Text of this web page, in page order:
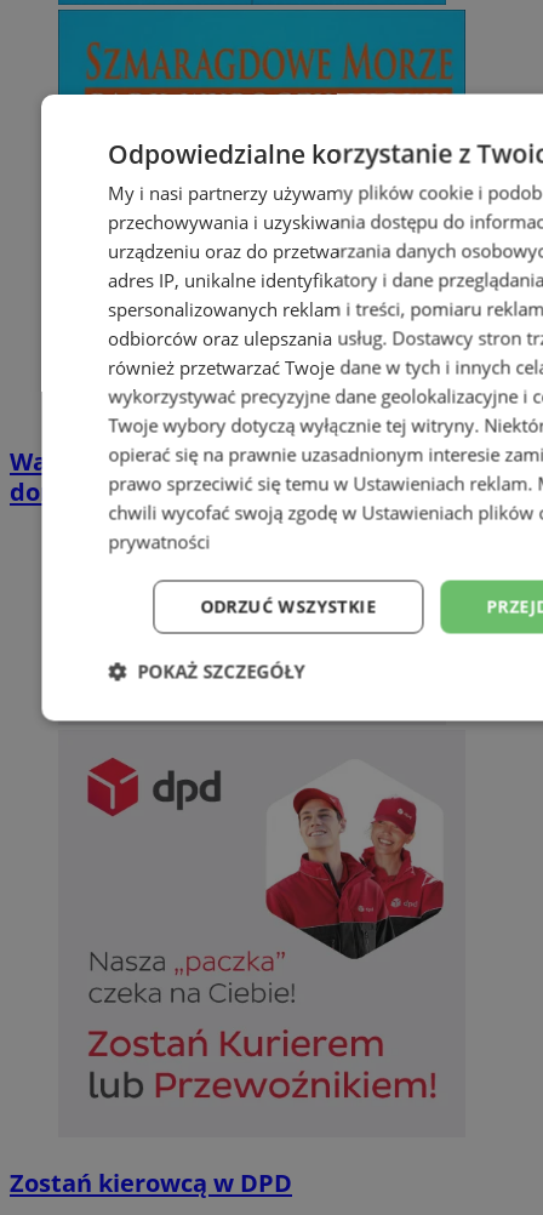
Wakacyjny wypoczynek nad Bałtykiem w
domkach Szmaragdowe Morze
Zostań kierowcą w DPD
Odpowiedzialne korzystanie z
My i nasi partnerzy używamy plików cookie i
przechowywania i uzyskiwania dostępu do
urządzeniu oraz do przetwarzania danych
adres IP, unikalne identyfikatory i dane
spersonalizowanych reklam i treści, pomiaru
odbiorców oraz ulepszania usług. Dostawcy stron
również przetwarzać Twoje dane w tych i innych
wykorzystywać precyzyjne dane geolokalizacyjne i
Twoje wybory dotyczą wyłącznie tej witryny.
opierać się na prawnie uzasadnionym interesie
prawo sprzeciwić się temu w Ustawieniach reklam.
chwili wycofać swoją zgodę w Ustawieniach plików
prywatności
ODRZUĆ WSZYSTKIE
POKAŻ SZCZEGÓŁY
Niezbędne Wydajność
Niesklasyfikowane
Niezbędne Wydajność
Niezbędne pliki cookie umożliwiają korzystanie z podstawowych
takich jak logowanie użytkownika i zarządzanie kontem. Bez
można prawidłowo korzystać ze strony internetowej.